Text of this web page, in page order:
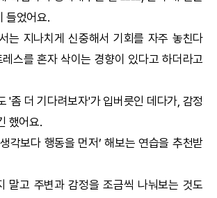
들었어요.
는 지나치게 신중해서 기회를 자주 놓친다
스를 혼자 삭이는 경향이 있다고 하더라고
'좀 더 기다려보자'가 입버릇인 데다가, 감정
했어요.
각보다 행동을 먼저’ 해보는 연습을 추천받
말고 주변과 감정을 조금씩 나눠보는 것도